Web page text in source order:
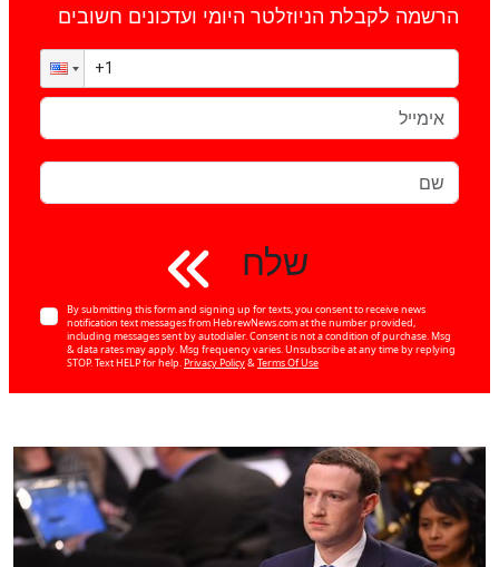
הרשמה לקבלת הניוזלטר היומי ועדכונים חשובים
שלח
By submitting this form and signing up for texts, you consent to receive news
notification text messages from HebrewNews.com at the number provided,
including messages sent by autodialer. Consent is not a condition of purchase. Msg
& data rates may apply. Msg frequency varies. Unsubscribe at any time by replying
STOP. Text HELP for help. Privacy Policy& Terms Of Use